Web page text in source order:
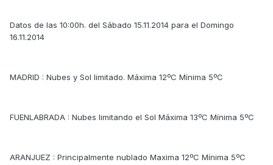
Datos de las 10:00h. del Sábado 15.11.2014 para el Domingo
16.11.2014
MADRID : Nubes y Sol limitado. Máxima 12ºC Mínima 5ºC
FUENLABRADA : Nubes limitando el Sol Máxima 13ºC Mínima 5ºC
ARANJUEZ : Principalmente nublado Maxima 12ºC Mínima 5ºC